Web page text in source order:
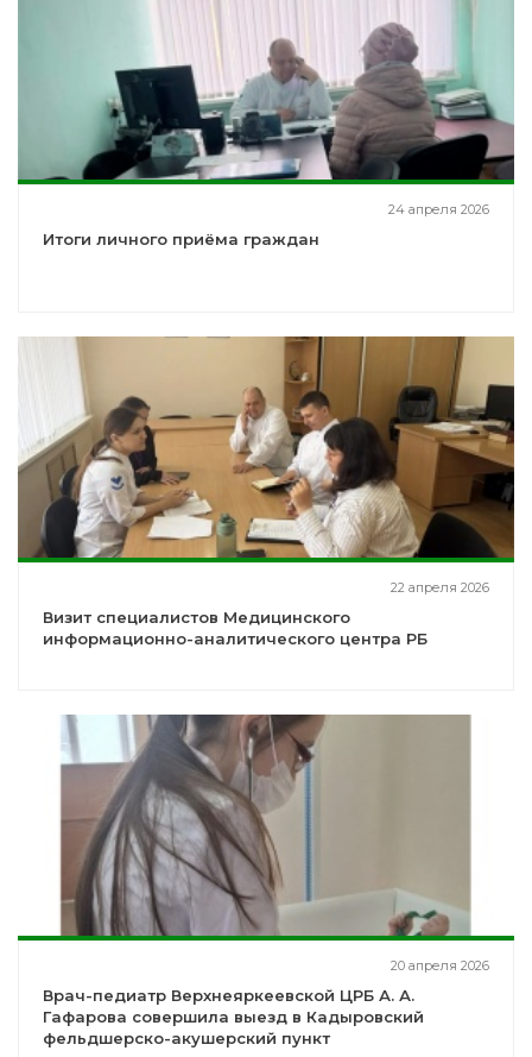
24 апреля 2026
Итоги личного приёма граждан
22 апреля 2026
Визит специалистов Медицинского
информационно-аналитического центра РБ
20 апреля 2026
Врач-педиатр Верхнеяркеевской ЦРБ А. А.
Гафарова совершила выезд в Кадыровский
фельдшерско-акушерский пункт